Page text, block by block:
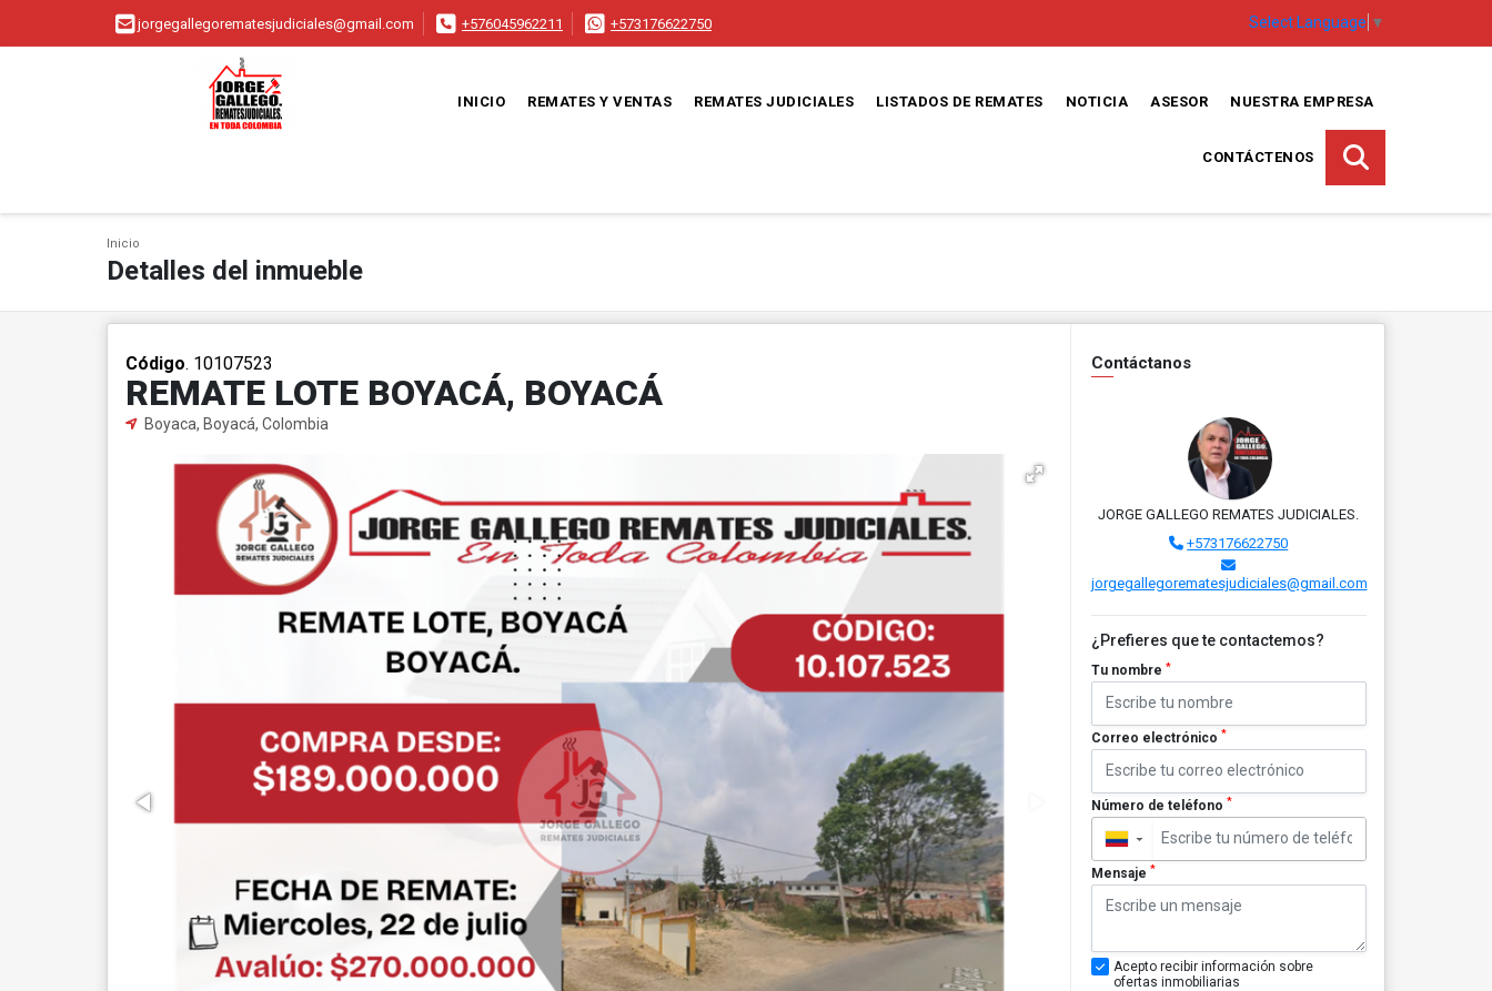
jorgegallegorematesjudiciales@gmail.com +576045962211 +573176622750 Select Language ▼
INICIO REMATES Y VENTAS REMATES JUDICIALES LISTADOS DE REMATES NOTICIA ASESOR NUESTRA EMPRESA
CONTÁCTENOS
Inicio
Detalles del inmueble
Código. 10107523
REMATE LOTE BOYACÁ, BOYACÁ
Boyaca, Boyacá, Colombia
Contáctanos
JORGE GALLEGO REMATES JUDICIALES.
+573176622750
jorgegallegorematesjudiciales@gmail.com
¿Prefieres que te contactemos?
Tu nombre *
Correo electrónico *
Número de teléfono *
▼
Mensaje *
Acepto recibir información sobre
ofertas inmobiliarias